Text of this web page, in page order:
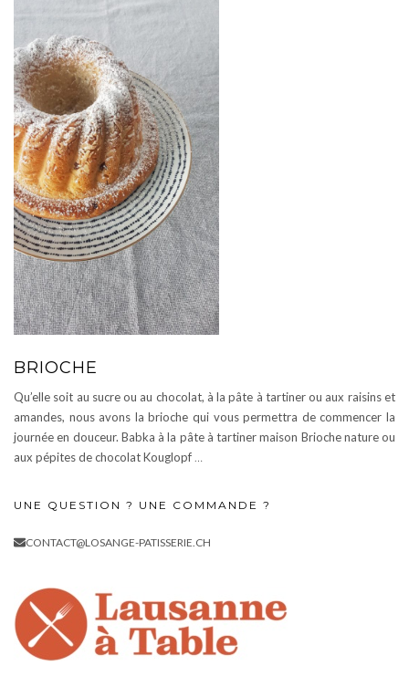
BRIOCHE
Qu’elle soit au sucre ou au chocolat, à la pâte à tartiner ou aux raisins et
amandes, nous avons la brioche qui vous permettra de commencer la
journée en douceur. Babka à la pâte à tartiner maison Brioche nature ou
aux pépites de chocolat Kouglopf …
UNE QUESTION ? UNE COMMANDE ?
CONTACT@LOSANGE-PATISSERIE.CH